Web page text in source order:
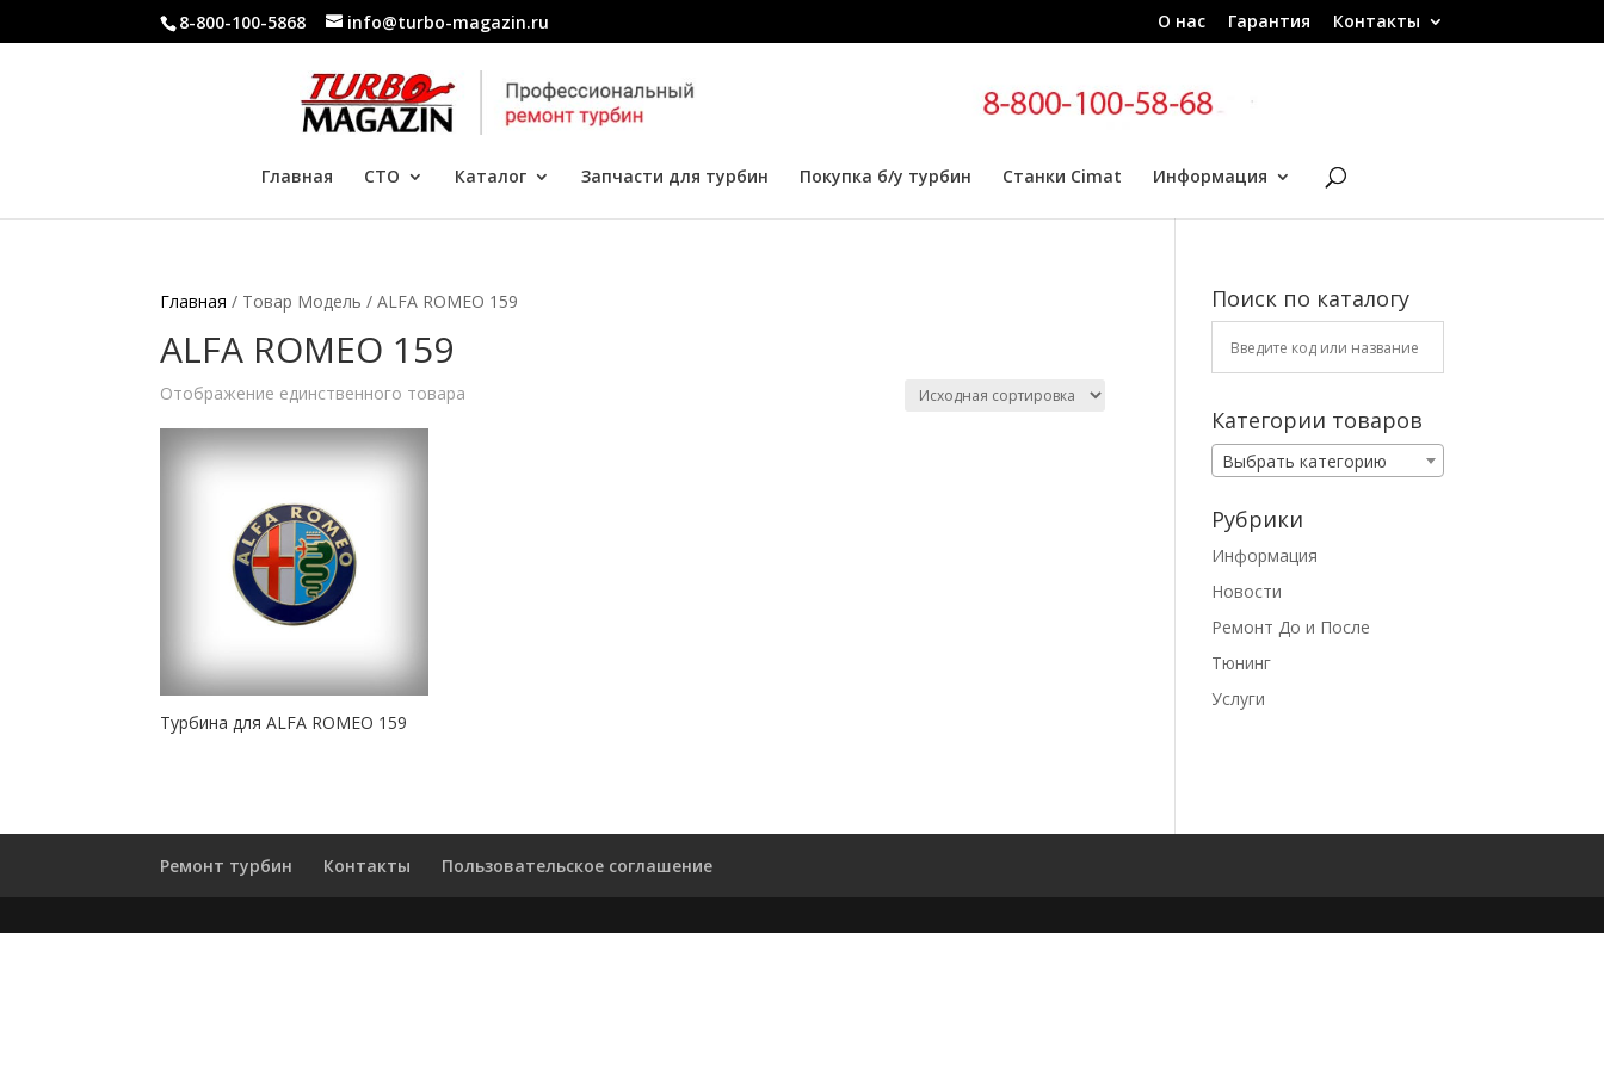
8-800-100-5868 info@turbo-magazin.ru О нас Гарантия Контакты
Главная СТО Каталог Запчасти для турбин Покупка б/у турбин Станки Cimat Информация
Главная / Товар Модель / ALFA ROMEO 159
ALFA ROMEO 159
Отображение единственного товара
Турбина для ALFA ROMEO 159
Поиск по каталогу
Категории товаров
Выбрать категорию
Рубрики
Информация
Новости
Ремонт До и После
Тюнинг
Услуги
Ремонт турбин Контакты Пользовательское соглашение